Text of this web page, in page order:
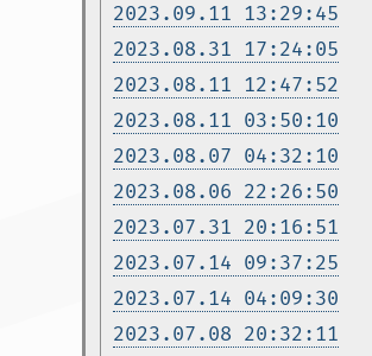
2023.09.11 13:29:45
2023.08.31 17:24:05
2023.08.11 12:47:52
2023.08.11 03:50:10
2023.08.07 04:32:10
2023.08.06 22:26:50
2023.07.31 20:16:51
2023.07.14 09:37:25
2023.07.14 04:09:30
2023.07.08 20:32:11